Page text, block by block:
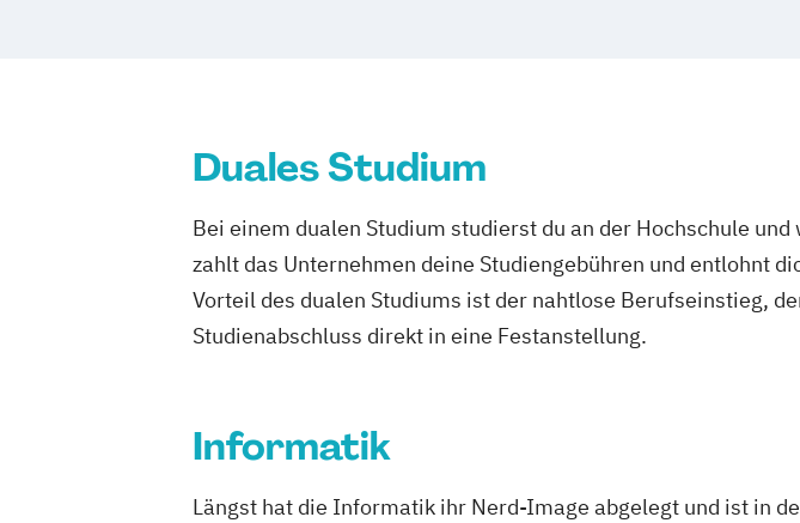
Duales Studium
Bei einem dualen Studium studierst du an der Hochschule
zahlt das Unternehmen deine Studiengebühren und entlohnt
Vorteil des dualen Studiums ist der nahtlose Berufseinstieg,
Studienabschluss direkt in eine Festanstellung.
Informatik
Längst hat die Informatik ihr Nerd-Image abgelegt und ist in